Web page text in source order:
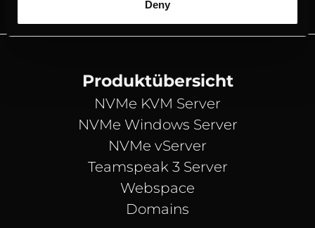
Deny
Produktübersicht
NVMe KVM Server
NVMe Windows Server
NVMe vServer
Teamspeak 3 Server
Webspace
Domains